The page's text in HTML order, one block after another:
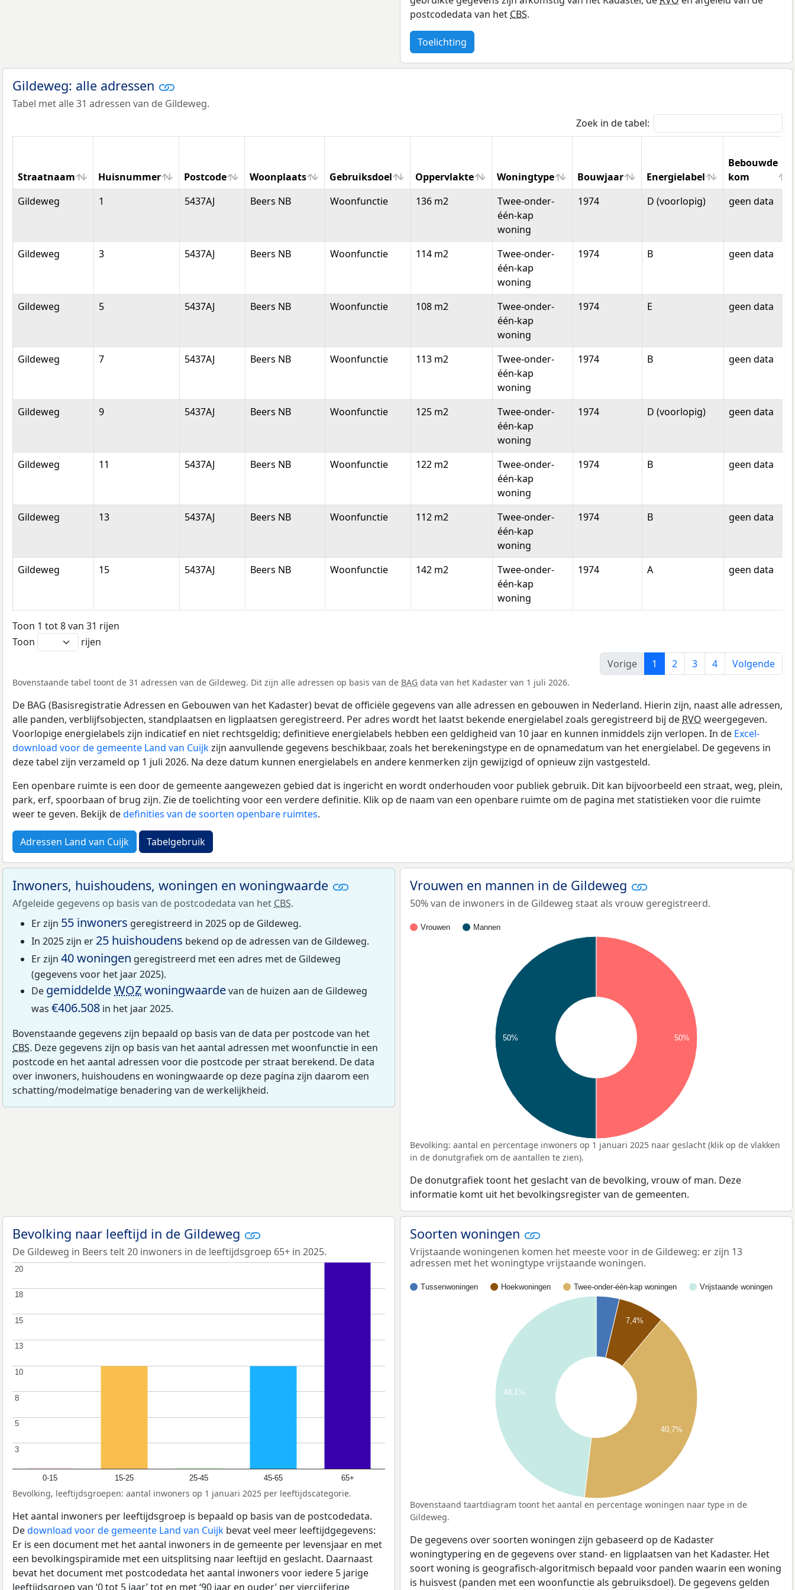
postcodedata van het CBS.
Toelichting
Gildeweg: alle adressen
Tabel met alle 31 adressen van de Gildeweg.
Zoek in de tabel:
Straatnaam Huisnummer Postcode Woonplaats Gebruiksdoel Oppervlakte Woningtype Bouwjaar Energielabel
Bebouwde
kom
Straatnaam
Huisnummer Postcode Woonplaats Gebruiksdoel Oppervlakte Woningtype Bouwjaar Energielabel
Bebouwde
kom
Gildeweg 1 5437AJ Beers NB Woonfunctie 136 m2
Twee-onder-
één-kap
woning
1974 D (voorlopig) geen data
Gildeweg 3 5437AJ Beers NB Woonfunctie 114 m2
Twee-onder-
één-kap
woning
1974 B geen data
Gildeweg 5 5437AJ Beers NB Woonfunctie 108 m2
Twee-onder-
één-kap
woning
1974 E geen data
Gildeweg 7 5437AJ Beers NB Woonfunctie 113 m2
Twee-onder-
één-kap
woning
1974 B geen data
Gildeweg 9 5437AJ Beers NB Woonfunctie 125 m2
Twee-onder-
één-kap
woning
1974 D (voorlopig) geen data
Gildeweg 11 5437AJ Beers NB Woonfunctie 122 m2
Twee-onder-
één-kap
woning
1974 B geen data
Gildeweg 13 5437AJ Beers NB Woonfunctie 112 m2
Twee-onder-
één-kap
woning
1974 B geen data
Gildeweg 15 5437AJ Beers NB Woonfunctie 142 m2
Twee-onder-
één-kap
woning
1974 A geen data
Toon 1 tot 8 van 31 rijen
Toon
rijen
Vorige
1 2 3 4 Volgende
Bovenstaande tabel toont de 31 adressen van de Gildeweg. Dit zijn alle adressen op basis van de BAG data van het Kadaster van 1 juli 2026.
De BAG (Basisregistratie Adressen en Gebouwen van het Kadaster) bevat de officiële gegevens van alle adressen en gebouwen in Nederland. Hierin zijn, naast alle adressen,
alle panden, verblijfsobjecten, standplaatsen en ligplaatsen geregistreerd. Per adres wordt het laatst bekende energielabel zoals geregistreerd bij de RVO weergegeven.
Voorlopige energielabels zijn indicatief en niet rechtsgeldig; definitieve energielabels hebben een geldigheid van 10 jaar en kunnen inmiddels zijn verlopen. In de Excel-
download voor de gemeente Land van Cuijkzijn aanvullende gegevens beschikbaar, zoals het berekeningstype en de opnamedatum van het energielabel. De gegevens in
deze tabel zijn verzameld op 1 juli 2026. Na deze datum kunnen energielabels en andere kenmerken zijn gewijzigd of opnieuw zijn vastgesteld.
Een openbare ruimte is een door de gemeente aangewezen gebied dat is ingericht en wordt onderhouden voor publiek gebruik. Dit kan bijvoorbeeld een straat, weg, plein,
park, erf, spoorbaan of brug zijn. Zie de toelichting voor een verdere definitie. Klik op de naam van een openbare ruimte om de pagina met statistieken voor die ruimte
weer te geven. Bekijk dedefinities van de soorten openbare ruimtes.
Adressen Land van Cuijk Tabelgebruik
Inwoners, huishoudens, woningen en woningwaarde
Afgeleide gegevens op basis van de postcodedata van het CBS.
Er zijn 55 inwoners geregistreerd in 2025 op de Gildeweg.
In 2025 zijn er 25 huishoudens bekend op de adressen van de Gildeweg.
Er zijn 40 woningen geregistreerd met een adres met de Gildeweg
(gegevens voor het jaar 2025).
De gemiddeldeWOZwoningwaardevan de huizen aan de Gildeweg
was €406.508 in het jaar 2025.
Bovenstaande gegevens zijn bepaald op basis van de data per postcode van het
CBS. Deze gegevens zijn op basis van het aantal adressen met woonfunctie in een
postcode en het aantal adressen voor die postcode per straat berekend. De data
over inwoners, huishoudens en woningwaarde op deze pagina zijn daarom een
schatting/modelmatige benadering van de werkelijkheid.
Vrouwen en mannen in de Gildeweg
50% van de inwoners in de Gildeweg staat als vrouw geregistreerd.
Vrouwen Mannen
50% 50%
Bevolking: aantal en percentage inwoners op 1 januari 2025 naar geslacht (klik op de vlakken
in de donutgrafiek om de aantallen te zien).
De donutgrafiek toont het geslacht van de bevolking, vrouw of man. Deze
informatie komt uit het bevolkingsregister van de gemeenten.
Bevolking naar leeftijd in de Gildeweg
De Gildeweg in Beers telt 20 inwoners in de leeftijdsgroep 65+ in 2025.
0-15 15-25 25-45 45-65 65+
3
3
5
5
8
8
10
10
13
13
15
15
18
18
20
20
Bevolking, leeftijdsgroepen: aantal inwoners op 1 januari 2025 per leeftijdscategorie.
Het aantal inwoners per leeftijdsgroep is bepaald op basis van de postcodedata.
Dedownload voor de gemeente Land van Cuijk bevat veel meer leeftijdgegevens:
Er is een document met het aantal inwoners in de gemeente per levensjaar en met
een bevolkingspiramide met een uitsplitsing naar leeftijd en geslacht. Daarnaast
bevat het document met postcodedata het aantal inwoners voor iedere 5 jarige
leeftijdsgroep van ‘0 tot 5 jaar’ tot en met ‘90 jaar en ouder’ per viercijferige
Soorten woningen
Vrijstaande woningenen komen het meeste voor in de Gildeweg: er zijn 13
adressen met het woningtype vrijstaande woningen.
Tussenwoningen Hoekwoningen Twee-onder-één-kap woningen Vrijstaande woningen
7,4%
48,1%
40,7%
Bovenstaand taartdiagram toont het aantal en percentage woningen naar type in de
Gildeweg.
De gegevens over soorten woningen zijn gebaseerd op de Kadaster
woningtypering en de gegevens over stand- en ligplaatsen van het Kadaster. Het
soort woning is geografisch-algoritmisch bepaald voor panden waarin een woning
is huisvest (panden met een woonfunctie als gebruiksdoel). De gegevens gelden